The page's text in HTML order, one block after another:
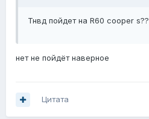
Тнвд пойдет на R60 cooper s??
нет не пойдёт наверное
Цитата